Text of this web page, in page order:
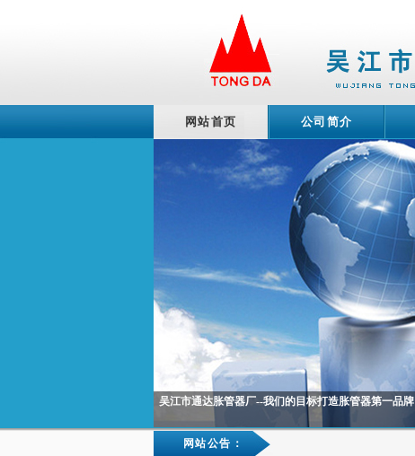
网站首页 公司简介
吴江市通达胀管器厂--我们的目标打造胀管器第一品牌
网站公告：